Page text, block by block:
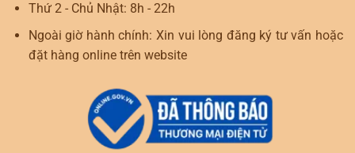
Thứ 2 - Chủ Nhật: 8h - 22h
Ngoài giờ hành chính: Xin vui lòng đăng ký tư vấn hoặc
đặt hàng online trên website